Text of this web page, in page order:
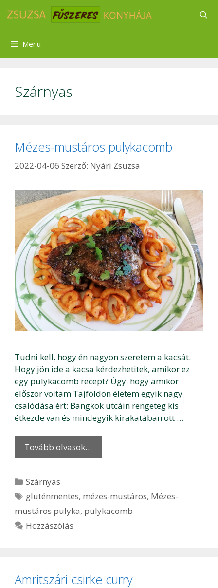
Menu
Szárnyas
Mézes-mustáros pulykacomb
2022-04-06 Szerző: Nyári Zsuzsa
Tudni kell, hogy én nagyon szeretem a kacsát.
Hogy jön ide a kacsa kérdezhetitek, amikor ez
egy pulykacomb recept? Úgy, hogy amikor
először voltam Tajföldön életem egyik nagy
csalódása ért: Bangkok utcáin rengeteg kis
étkezde van és mindegyik kirakatában ott …
Tovább olvasok…
Kategória
Szárnyas
Címkék
gluténmentes, mézes-mustáros, Mézes-
mustáros pulyka, pulykacomb
Hozzászólás
Amritszári csirke curry